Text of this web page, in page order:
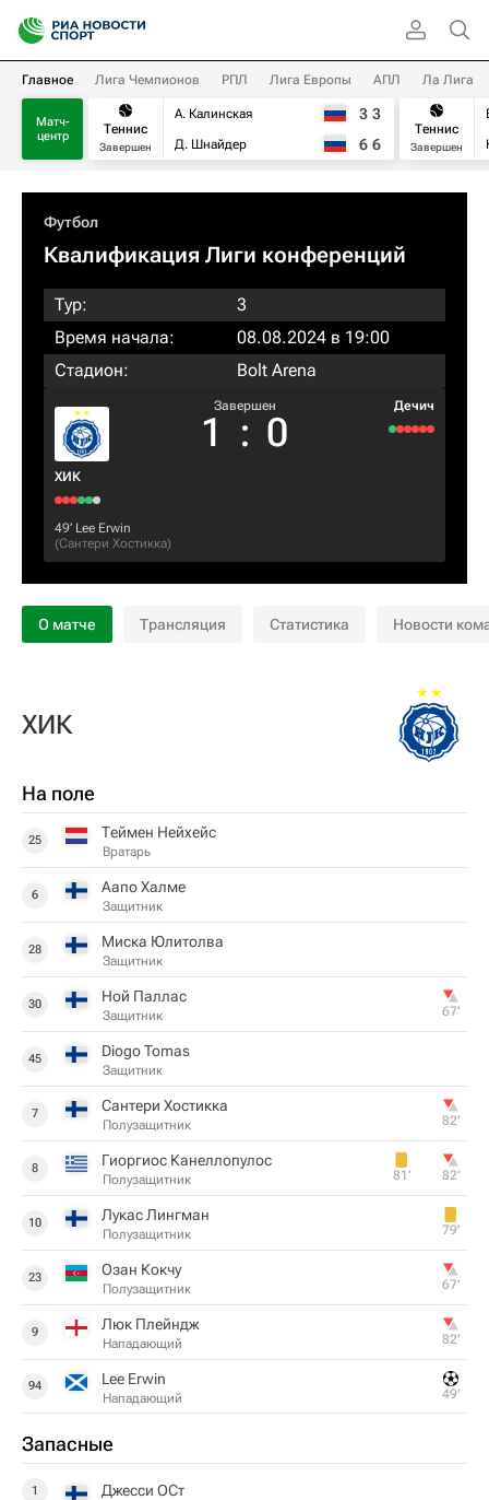
Главное Лига Чемпионов РПЛ Лига Европы АПЛ Ла Лига
Матч-
центр
Теннис
Завершен
А. Калинская
Д. Шнайдер
3 3
6 6
Теннис
Завершен
Футбол
Квалификация Лиги конференций
Тур:
3
Время начала:
08.08.2024 в 19:00
Стадион:
Bolt Arena
ХИК
Завершен
1 : 0
Дечич
49‎’‎ Lee Erwin
(Сантери Хостикка)
О матче Трансляция Статистика Новости
ХИК
На поле
25 Теймен Нейхейс
Вратарь
6 Аапо Халме
Защитник
28 Миска Юлитолва
Защитник
30 Ной Паллас
Защитник 67‎’‎
45 Diogo Tomas
Защитник
7 Сантери Хостикка
Полузащитник 82‎’‎
8 Гиоргиос Канеллопулос
Полузащитник 81‎’‎ 82‎’‎
10 Лукас Лингман
Полузащитник 79‎’‎
23 Озан Кокчу
Полузащитник 67‎’‎
9 Люк Плейндж
Нападающий 82‎’‎
94 Lee Erwin
Нападающий 49‎’‎
Запасные
1 Джесси ОСт